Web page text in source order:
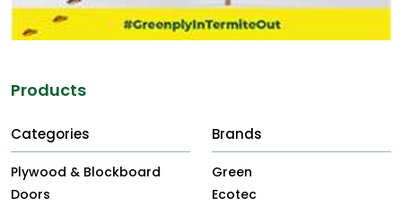
Products
Categories
Plywood & Blockboard
Doors
Brands
Green
Ecotec